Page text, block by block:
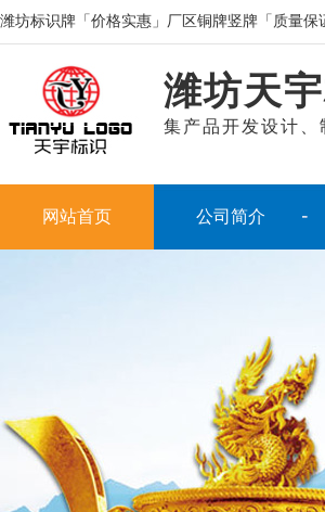
潍坊标识牌「价格实惠」厂区铜牌竖牌「质量保
潍坊天
集产品开发设计
网站首页 公司简介